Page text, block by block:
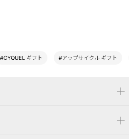
#CYQUEL ギフト #アップサイクル ギフト